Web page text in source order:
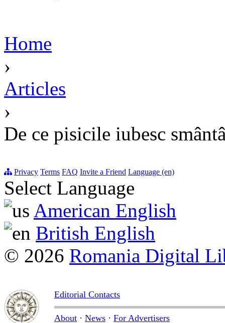
Home
›
Articles
›
De ce pisicile iubesc
Privacy Terms FAQ Invite a Friend Language (en)
Select Language
American English
British English
© 2026 Romania Digital
Editorial Contacts
About · News · For Advertisers